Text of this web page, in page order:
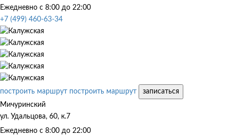
Ежедневно с 8:00 до 22:00
+7 (499) 460-63-34
построить маршрут построить маршрут
записаться
Мичуринский
ул. Удальцова, 60, к.7
Ежедневно с 8:00 до 22:00